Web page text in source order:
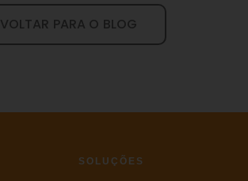
VOLTAR PARA O BLOG
SOLUÇÕES